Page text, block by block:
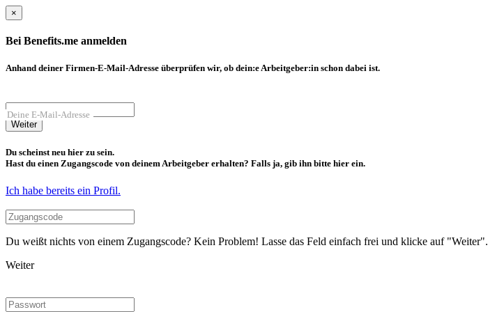
×
Bei Benefits.me anmelden
Anhand deiner Firmen-E-Mail-Adresse überprüfen wir, ob dein:e Arbeitgeber:in schon dabei ist.
Deine E-Mail-Adresse
Weiter
Du scheinst neu hier zu sein.
Hast du einen Zugangscode von deinem Arbeitgeber erhalten? Falls ja, gib ihn bitte hier ein.
Ich habe bereits ein Profil.
Du weißt nichts von einem Zugangscode? Kein Problem! Lasse das Feld einfach frei und klicke auf "Weiter".
Weiter